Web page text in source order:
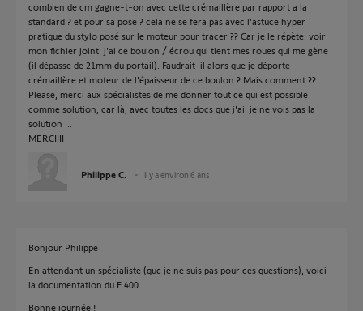
combien de cm gagne-t-on avec cette crémaillère par rapport a la
standard ? et pour sa pose ? cela ne se fera pas avec l'astuce hyper
pratique du stylo posé sur le moteur pour tracer ?? Car je le répète: voir
mon fichier joint: j'ai ce boulon / écrou qui tient mes roues qui me gène
(il dépasse de 21mm du portail). Faudrait-il alors que je déporte
crémaillère et moteur de l'épaisseur de ce boulon ? Mais comment ??
Please, merci aux spécialistes de me donner tout ce qui est possible
comme solution, car là, avec toutes les docs que j'ai: je ne vois pas la
solution ...
MERCIIII
Philippe C. il y a environ 6 ans
Bonjour Philippe
En attendant un spécialiste (que je ne suis pas pour ces questions), voici
la documentation du F 400.
Bonne journée !